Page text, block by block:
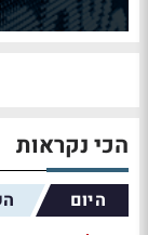
הכי נקראות
היום